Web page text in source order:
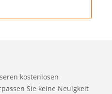
kostenlosen
Sie keine Neuigkeit